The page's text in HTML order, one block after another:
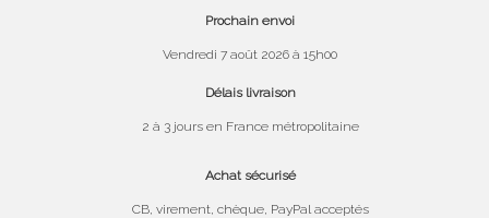
Prochain envoi
Vendredi 7 août 2026 à 15h00
Délais livraison
2 à 3 jours en France métropolitaine
Achat sécurisé
CB, virement, chèque, PayPal acceptés